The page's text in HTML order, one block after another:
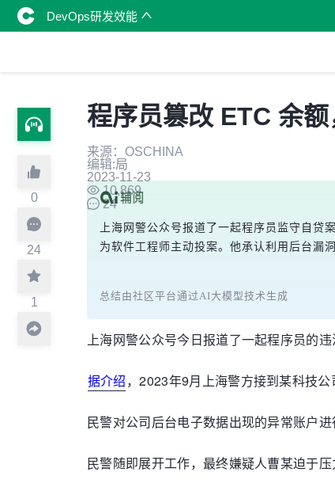
DevOps研发效能
0
24
1
程序员篡改 ETC 余
来源：OSCHINA
编辑:局
2023-11-23
10,869
24
上海网警公众号报道了一起程序员监守自
为软件工程师主动投案。他承认利用后台漏
总结由社区平台通过AI大模型技术生成
上海网警公众号今日报道了一起程序员的违
据介绍，2023年9月上海警方接到某科技
民警对公司后台电子数据出现的异常账户
民警随即展开工作，最终嫌疑人曹某迫于压